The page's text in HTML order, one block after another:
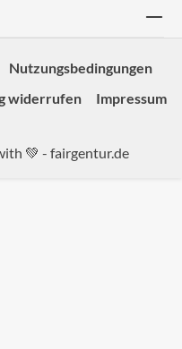
Nutzungsbedingungen
widerrufen Impressum
💚 - fairgentur.de